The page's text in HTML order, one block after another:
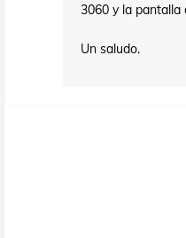
3060 y la pantalla
Un saludo.